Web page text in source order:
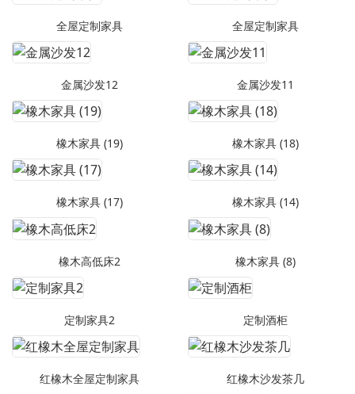
全屋定制家具 全屋定制家具
金属沙发12 金属沙发11
橡木家具 (19) 橡木家具 (18)
橡木家具 (17) 橡木家具 (14)
橡木高低床2 橡木家具 (8)
定制家具2 定制酒柜
红橡木全屋定制家具 红橡木沙发茶几